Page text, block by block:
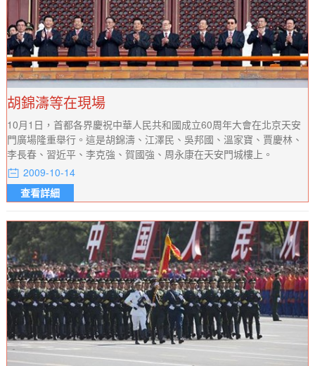
胡錦濤等在現場
10月1日，首都各界慶祝中華人民共和國成立60周年大會在北京天安
門廣場隆重舉行。這是胡錦濤、江澤民、吳邦國、溫家寶、賈慶林、
李長春、習近平、李克強、賀國強、周永康在天安門城樓上。
2009-10-14
查看詳細